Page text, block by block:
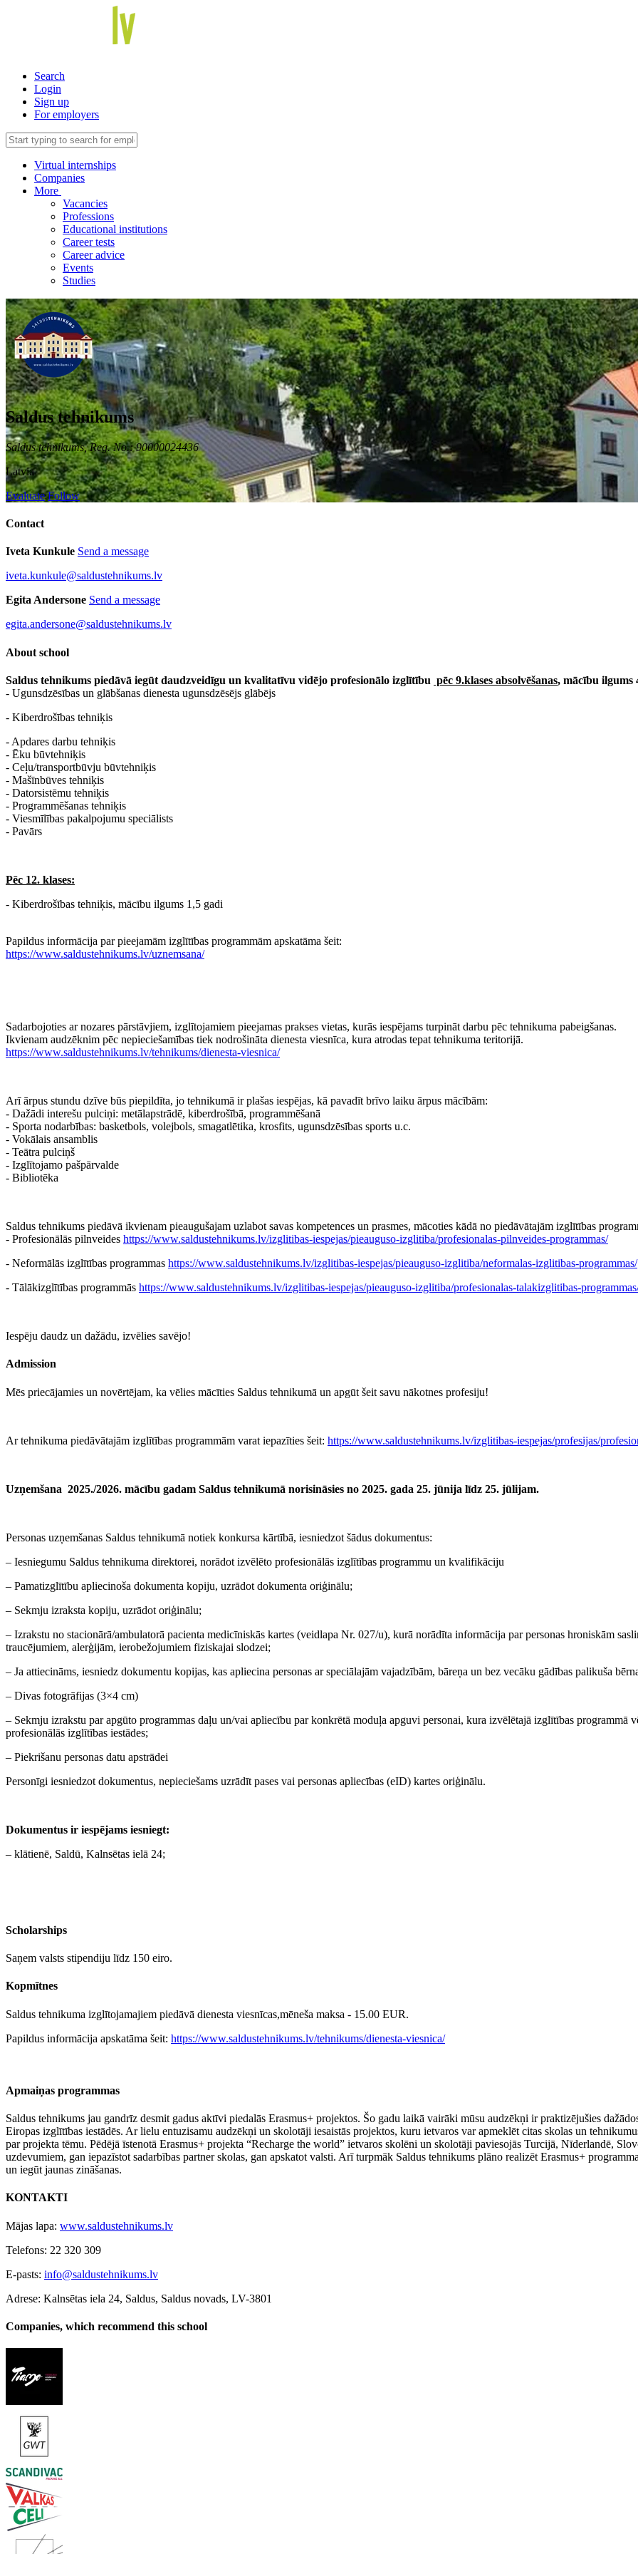
Search
Login
Sign up
For employers
Virtual internships
Companies
More
Vacancies
Professions
Educational institutions
Career tests
Career advice
Events
Studies
Saldus tehnikums
Saldus tehnikums, Reg. No.: 90000024436
Latvia
Evaluate Follow
Contact
Iveta Kunkule Send a message
iveta.kunkule@saldustehnikums.lv
Egita Andersone Send a message
egita.andersone@saldustehnikums.lv
About school
Saldus tehnikums piedāvā iegūt daudzveidīgu un kvalitatīvu vidējo profesionālo izglītību pēc 9.klases absolvēšanas, mācību ilgums
- Ugunsdzēsības un glābšanas dienesta ugunsdzēsējs glābējs
- Kiberdrošības tehniķis
- Apdares darbu tehniķis
- Ēku būvtehniķis
- Ceļu/transportbūvju būvtehniķis
- Mašīnbūves tehniķis
- Datorsistēmu tehniķis
- Programmēšanas tehniķis
- Viesmīlības pakalpojumu speciālists
- Pavārs
Pēc 12. klases:
- Kiberdrošības tehniķis, mācību ilgums 1,5 gadi
Papildus informācija par pieejamām izglītības programmām apskatāma šeit:
https://www.saldustehnikums.lv/uznemsana/
Sadarbojoties ar nozares pārstāvjiem, izglītojamiem pieejamas prakses vietas, kurās iespējams turpināt darbu pēc tehnikuma pabeigšanas.
Ikvienam audzēknim pēc nepieciešamības tiek nodrošināta dienesta viesnīca, kura atrodas tepat tehnikuma teritorijā.
https://www.saldustehnikums.lv/tehnikums/dienesta-viesnica/
Arī ārpus stundu dzīve būs piepildīta, jo tehnikumā ir plašas iespējas, kā pavadīt brīvo laiku ārpus mācībām:
- Dažādi interešu pulciņi: metālapstrādē, kiberdrošībā, programmēšanā
- Sporta nodarbības: basketbols, volejbols, smagatlētika, krosfits, ugunsdzēsības sports u.c.
- Vokālais ansamblis
- Teātra pulciņš
- Izglītojamo pašpārvalde
- Bibliotēka
Saldus tehnikums piedāvā ikvienam pieaugušajam uzlabot savas kompetences un prasmes, mācoties kādā no piedāvātajām izglītības
- Profesionālās pilnveides https://www.saldustehnikums.lv/izglitibas-iespejas/pieauguso-izglitiba/profesionalas-pilnveides-programmas/
- Neformālās izglītības programmas https://www.saldustehnikums.lv/izglitibas-iespejas/pieauguso-izglitiba/neformalas-izglitibas-programmas/
- Tālākizglītības programmās https://www.saldustehnikums.lv/izglitibas-iespejas/pieauguso-izglitiba/profesionalas-talakizglitibas-
Iespēju daudz un dažādu, izvēlies savējo!
Admission
Mēs priecājamies un novērtējam, ka vēlies mācīties Saldus tehnikumā un apgūt šeit savu nākotnes profesiju!
Ar tehnikuma piedāvātajām izglītības programmām varat iepazīties šeit: https://www.saldustehnikums.lv/izglitibas-iespejas/profesijas/
Uzņemšana 2025./2026. mācību gadam Saldus tehnikumā norisināsies no 2025. gada 25. jūnija līdz 25. jūlijam.
Personas uzņemšanas Saldus tehnikumā notiek konkursa kārtībā, iesniedzot šādus dokumentus:
– Iesniegumu Saldus tehnikuma direktorei, norādot izvēlēto profesionālās izglītības programmu un kvalifikāciju
– Pamatizglītību apliecinoša dokumenta kopiju, uzrādot dokumenta oriģinālu;
– Sekmju izraksta kopiju, uzrādot oriģinālu;
– Izrakstu no stacionārā/ambulatorā pacienta medicīniskās kartes (veidlapa Nr. 027/u), kurā norādīta informācija par personas hroniskām
traucējumiem, alerģijām, ierobežojumiem fiziskajai slodzei;
– Ja attiecināms, iesniedz dokumentu kopijas, kas apliecina personas ar speciālajām vajadzībām, bāreņa un bez vecāku gādības palikuša
– Divas fotogrāfijas (3×4 cm)
– Sekmju izrakstu par apgūto programmas daļu un/vai apliecību par konkrētā moduļa apguvi personai, kura izvēlētajā izglītības programmā
profesionālās izglītības iestādes;
– Piekrišanu personas datu apstrādei
Personīgi iesniedzot dokumentus, nepieciešams uzrādīt pases vai personas apliecības (eID) kartes oriģinālu.
Dokumentus ir iespējams iesniegt:
– klātienē, Saldū, Kalnsētas ielā 24;
Scholarships
Saņem valsts stipendiju līdz 150 eiro.
Kopmītnes
Saldus tehnikuma izglītojamajiem piedāvā dienesta viesnīcas,mēneša maksa - 15.00 EUR.
Papildus informācija apskatāma šeit: https://www.saldustehnikums.lv/tehnikums/dienesta-viesnica/
Apmaiņas programmas
Saldus tehnikums jau gandrīz desmit gadus aktīvi piedalās Erasmus+ projektos. Šo gadu laikā vairāki mūsu audzēkņi ir praktizējušies
Eiropas izglītības iestādēs. Ar lielu entuzisamu audzēkņi un skolotāji iesaistās projektos, kuru ietvaros var apmeklēt citas skolas un
par projekta tēmu. Pēdējā īstenotā Erasmus+ projekta “Recharge the world” ietvaros skolēni un skolotāji paviesojās Turcijā, Nīderlandē,
uzdevumiem, gan iepazīstot sadarbības partner skolas, gan apskatot valsti. Arī turpmāk Saldus tehnikums plāno realizēt Erasmus+
un iegūt jaunas zināšanas.
KONTAKTI
Mājas lapa: www.saldustehnikums.lv
Telefons: 22 320 309
E-pasts: info@saldustehnikums.lv
Adrese: Kalnsētas iela 24, Saldus, Saldus novads, LV-3801
Companies, which recommend this school